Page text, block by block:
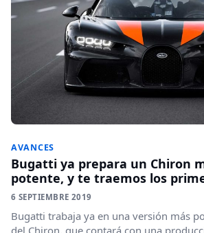
AVANCES
Bugatti ya prepara un Chiron
potente, y te traemos los
6 SEPTIEMBRE 2019
Bugatti trabaja ya en una versión más
del Chiron, que contará con una